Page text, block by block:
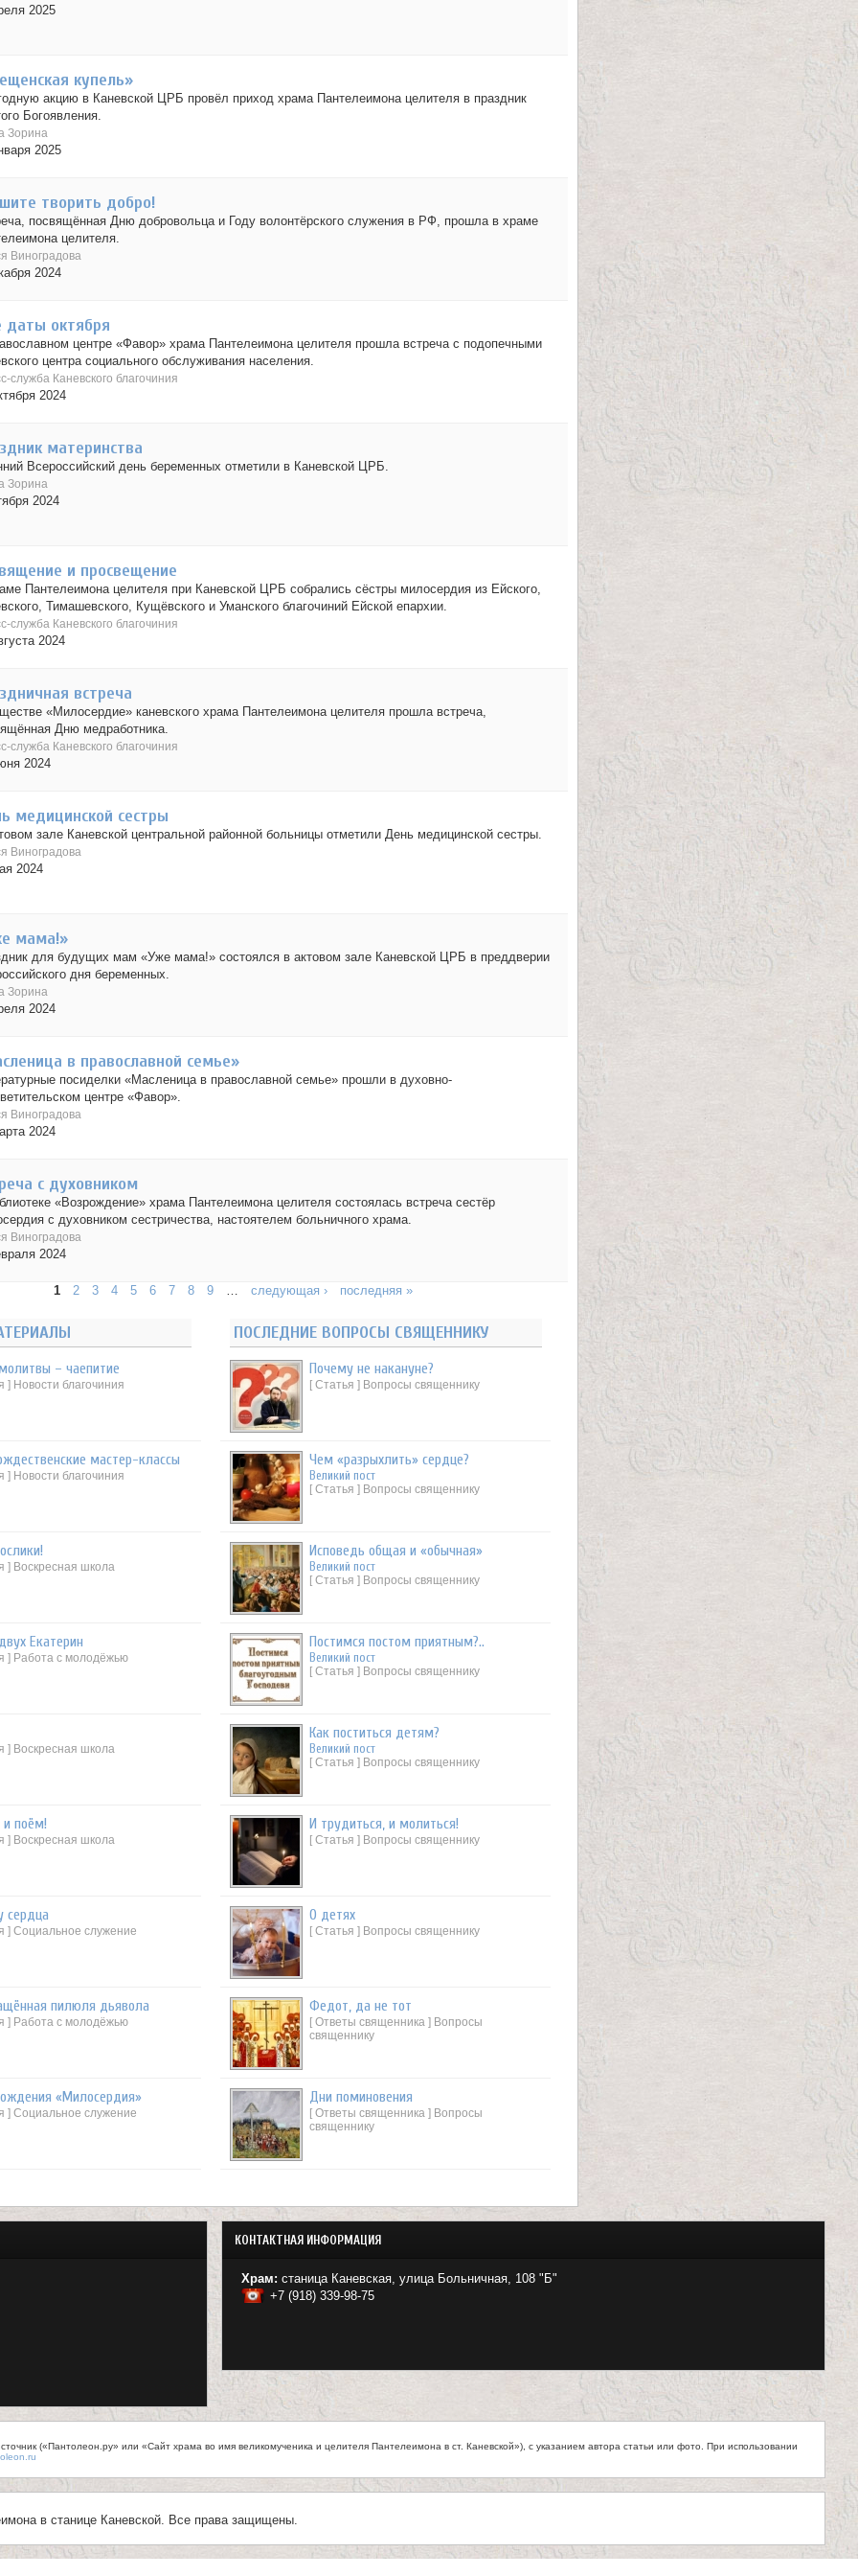
2025
купель»
акцию в Каневской ЦРБ провёл приход храма Пантелеимона целителя в праздник
Богоявления.
Зорина
2025
творить добро!
посвящённая Дню добровольца и Году волонтёрского служения в РФ, прошла в храме
целителя.
Виноградова
2024
даты октября
центре «Фавор» храма Пантелеимона целителя прошла встреча с подопечными
центра социального обслуживания населения.
служба Каневского благочиния
2024
материнства
Всероссийский день беременных отметили в Каневской ЦРБ.
Зорина
2024
и просвещение
Пантелеимона целителя при Каневской ЦРБ собрались сёстры милосердия из Ейского,
Тимашевского, Кущёвского и Уманского благочиний Ейской епархии.
служба Каневского благочиния
2024
встреча
«Милосердие» каневского храма Пантелеимона целителя прошла встреча,
Дню медработника.
служба Каневского благочиния
2024
медицинской сестры
зале Каневской центральной районной больницы отметили День медицинской сестры.
Виноградова
2024
мама!»
для будущих мам «Уже мама!» состоялся в актовом зале Каневской ЦРБ в преддверии
дня беременных.
Зорина
2024
в православной семье»
посиделки «Масленица в православной семье» прошли в духовно-
центре «Фавор».
Виноградова
2024
с духовником
«Возрождение» храма Пантелеимона целителя состоялась встреча сестёр
с духовником сестричества, настоятелем больничного храма.
Виноградова
2024
1 2 3 4 5 6 7 8 9 следующая › последняя »
– чаепитие
] Новости благочиния
мастер-классы
] Новости благочиния
] Воскресная школа
Екатерин
] Работа с молодёжью
] Воскресная школа
и поём!
] Воскресная школа
сердца
] Социальное служение
пилюля дьявола
] Работа с молодёжью
«Милосердия»
] Социальное служение
ПОСЛЕДНИЕ ВОПРОСЫ СВЯЩЕННИКУ
Почему не накануне?
[ Статья ] Вопросы священнику
Чем «разрыхлить» сердце?
Великий пост
[ Статья ] Вопросы священнику
Исповедь общая и «обычная»
Великий пост
[ Статья ] Вопросы священнику
Постимся постом приятным?..
Великий пост
[ Статья ] Вопросы священнику
Как поститься детям?
Великий пост
[ Статья ] Вопросы священнику
И трудиться, и молиться!
[ Статья ] Вопросы священнику
О детях
[ Статья ] Вопросы священнику
Федот, да не тот
[ Ответы священника ] Вопросы
священнику
Дни поминовения
[ Ответы священника ] Вопросы
священнику
КОНТАКТНАЯ ИНФОРМАЦИЯ
Храм: станица Каневская, улица Больничная, 108 "Б"
+7 (918) 339-98-75
(«Пантолеон.ру» или «Сайт храма во имя великомученика и целителя Пантелеимона в ст. Каневской»), с указанием автора статьи или фото. При использовании
в станице Каневской. Все права защищены.